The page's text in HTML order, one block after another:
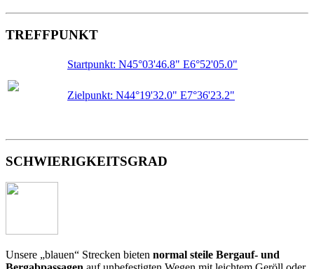
TREFFPUNKT
Startpunkt: N45°03'46.8" E6°52'05.0"
Zielpunkt: N44°19'32.0" E7°36'23.2"
SCHWIERIGKEITSGRAD
Unsere „blauen“ Strecken bieten normal steile Bergauf- und